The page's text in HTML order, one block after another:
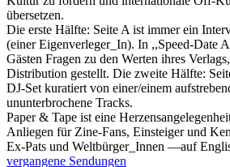
übersetzen.
Die erste Hälfte: Seite A ist immer ein
(einer Eigenverleger_In). In ,,Speed-Date
Gästen Fragen zu den Werten ihres
Distribution gestellt. Die zweite Hälfte:
DJ-Set kuratiert von einer/einem
ununterbrochene Tracks.
Paper & Tape ist eine
Anliegen für Zine-Fans, Einsteiger und
Ex-Pats und Weltbürger_Innen —auf
vergangene Sendungen